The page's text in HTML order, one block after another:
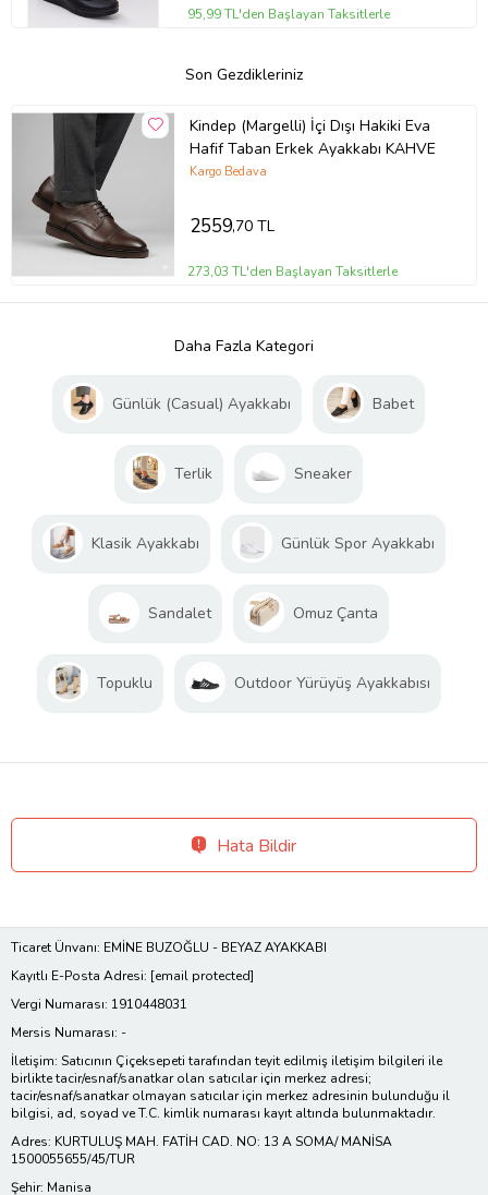
95,99 TL'den Başlayan Taksitlerle
Son Gezdikleriniz
Kindep (Margelli) İçi Dışı Hakiki Eva
Hafif Taban Erkek Ayakkabı KAHVE
Kargo Bedava
2559,70 TL
273,03 TL'den Başlayan Taksitlerle
Daha Fazla Kategori
Günlük (Casual) Ayakkabı Babet
Terlik Sneaker
Klasik Ayakkabı Günlük Spor Ayakkabı
Sandalet Omuz Çanta
Topuklu Outdoor Yürüyüş Ayakkabısı
Hata Bildir
Ticaret Ünvanı: EMİNE BUZOĞLU - BEYAZ AYAKKABI
Kayıtlı E-Posta Adresi: [email protected]
Vergi Numarası: 1910448031
Mersis Numarası: -
İletişim: Satıcının Çiçeksepeti tarafından teyit edilmiş iletişim bilgileri ile
birlikte tacir/esnaf/sanatkar olan satıcılar için merkez adresi;
tacir/esnaf/sanatkar olmayan satıcılar için merkez adresinin bulunduğu il
bilgisi, ad, soyad ve T.C. kimlik numarası kayıt altında bulunmaktadır.
Adres: KURTULUŞ MAH. FATİH CAD. NO: 13 A SOMA/ MANİSA
1500055655/45/TUR
Şehir: Manisa